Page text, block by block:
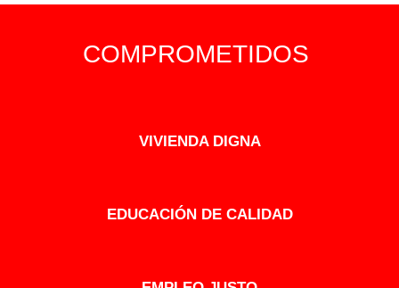
COMPROMETIDOS
VIVIENDA DIGNA
EDUCACIÓN DE CALIDAD